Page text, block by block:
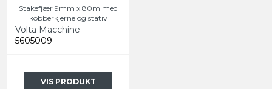
Stakefjær 9mm x 80m med
kobberkjerne og stativ
Volta Macchine
5605009
VIS PRODUKT